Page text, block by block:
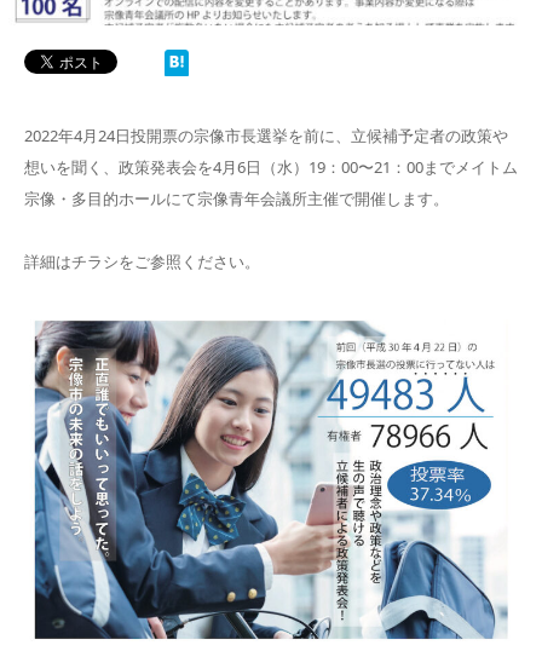
2022年4月24日投開票の宗像市長選挙を前に、立候補予定者の政策や
想いを聞く、政策発表会を4月6日（水）19：00〜21：00までメイトム
宗像・多目的ホールにて宗像青年会議所主催で開催します。
詳細はチラシをご参照ください。